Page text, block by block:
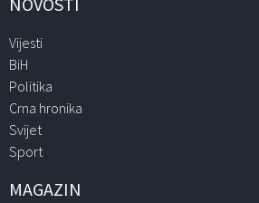
Vijesti
BiH
Politika
Crna hronika
Svijet
Sport
MAGAZIN